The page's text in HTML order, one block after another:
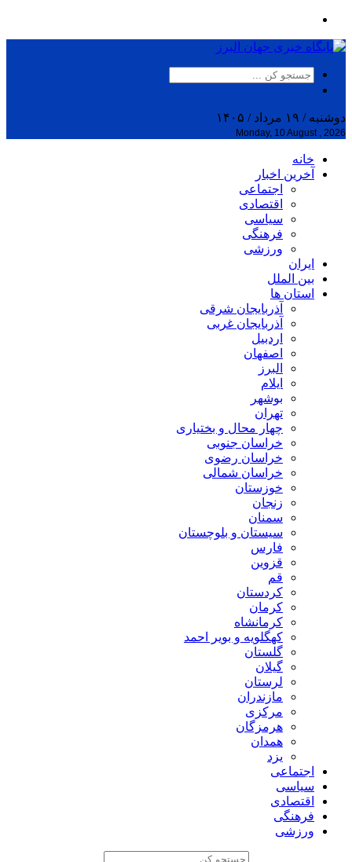
دوشنبه / ۱۹ مرداد / ۱۴۰۵
Monday, 10 August , 2026
خانه
آخرین اخبار
اجتماعی
اقتصادی
سیاسی
فرهنگی
ورزشی
ایران
بین الملل
استان ها
آذربایجان شرقی
آذربایجان غربی
اردبیل
اصفهان
البرز
ایلام
بوشهر
تهران
چهار محال و بختیاری
خراسان جنوبی
خراسان رضوی
خراسان شمالی
خوزستان
زنجان
سمنان
سیستان و بلوچستان
فارس
قزوین
قم
کردستان
کرمان
کرمانشاه
کهگلویه و بویر احمد
گلستان
گیلان
لرستان
مازندران
مرکزی
هرمزگان
همدان
یزد
اجتماعی
سیاسی
اقتصادی
فرهنگی
ورزشی